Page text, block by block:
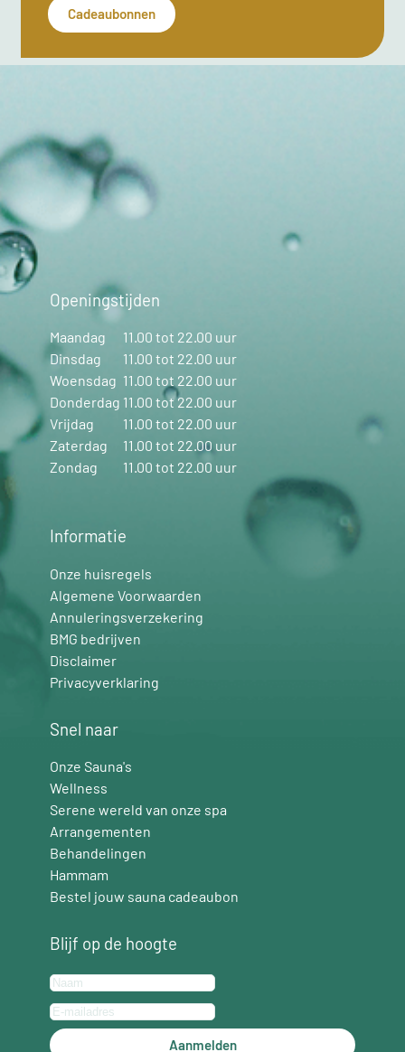
Cadeaubonnen
Openingstijden
Maandag
11.00 tot 22.00 uur
Dinsdag
11.00 tot 22.00 uur
Woensdag 11.00 tot 22.00 uur
Donderdag 11.00 tot 22.00 uur
Vrijdag
11.00 tot 22.00 uur
Zaterdag
11.00 tot 22.00 uur
Zondag
11.00 tot 22.00 uur
Informatie
Onze huisregels
Algemene Voorwaarden
Annuleringsverzekering
BMG bedrijven
Disclaimer
Privacyverklaring
Snel naar
Onze Sauna's
Wellness
Serene wereld van onze spa
Arrangementen
Behandelingen
Hammam
Bestel jouw sauna cadeaubon
Blijf op de hoogte
Aanmelden